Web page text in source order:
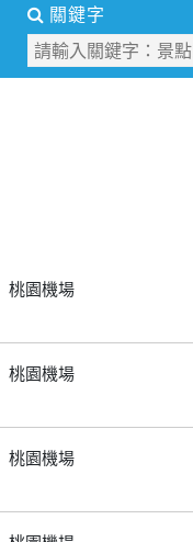
關鍵字
桃園機場
桃園機場
桃園機場